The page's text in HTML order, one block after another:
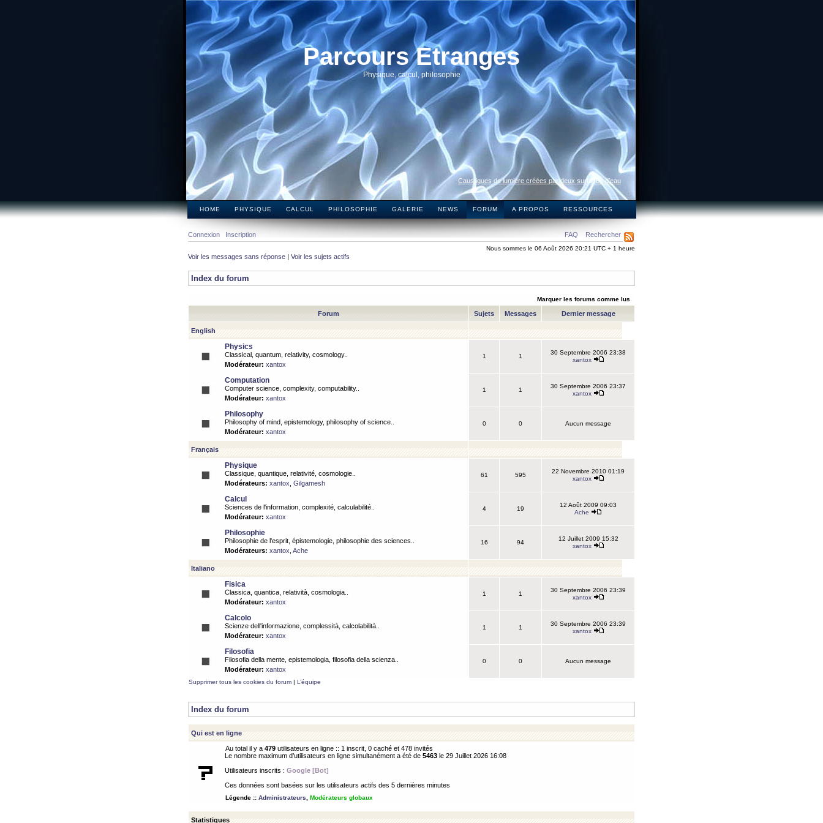
Parcours Etranges
Physique, calcul, philosophie
Caustiques de lumière créées par deux surfaces d’eau
HOME PHYSIQUE CALCUL PHILOSOPHIE GALERIE NEWS FORUM A PROPOS RESSOURCES
FAQ Rechercher
Connexion Inscription
Nous sommes le 06 Août 2026 20:21 UTC + 1 heure
Voir les messages sans réponse | Voir les sujets actifs
Index du forum
Marquer les forums comme lus
Forum Sujets Messages Dernier message
English
Physics
Classical, quantum, relativity, cosmology..
Modérateur: xantox
1 1
30 Septembre 2006 23:38
xantox
Computation
Computer science, complexity, computability..
Modérateur: xantox
1 1
30 Septembre 2006 23:37
xantox
Philosophy
Philosophy of mind, epistemology, philosophy of science..
Modérateur: xantox
0 0 Aucun message
Français
Physique
Classique, quantique, relativité, cosmologie..
Modérateurs: xantox Gilgamesh
61 595
22 Novembre 2010 01:19
xantox
Calcul
Sciences de l'information, complexité, calculabilité..
Modérateur: xantox
4 19
12 Août 2009 09:03
Ache
Philosophie
Philosophie de l'esprit, épistemologie, philosophie des sciences..
Modérateurs: xantox Ache
16 94
12 Juillet 2009 15:32
xantox
Italiano
Fisica
Classica, quantica, relatività, cosmologia..
Modérateur: xantox
1 1
30 Septembre 2006 23:39
xantox
Calcolo
Scienze dell'informazione, complessità, calcolabilità..
Modérateur: xantox
1 1
30 Septembre 2006 23:39
xantox
Filosofia
Filosofia della mente, epistemologia, filosofia della scienza..
Modérateur: xantox
0 0 Aucun message
Supprimer tous les cookies du forum | L’équipe
Index du forum
Qui est en ligne
Au total il y a 479 utilisateurs en ligne :: 1 inscrit, 0 caché et 478 invités
Le nombre maximum d’utilisateurs en ligne simultanément a été de 5463 le 29 Juillet 2026 16:08
Utilisateurs inscrits : Google [Bot]
Ces données sont basées sur les utilisateurs actifs des 5 dernières minutes
Légende :: Administrateurs Modérateurs globaux
Statistiques